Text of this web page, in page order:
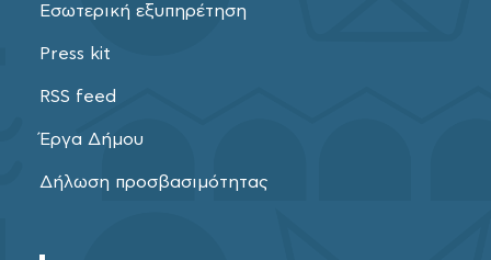
Εσωτερική εξυπηρέτηση
Press kit
RSS feed
Έργα Δήμου
Δήλωση προσβασιμότητας